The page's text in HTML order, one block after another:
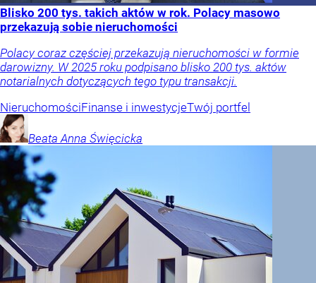
Blisko 200 tys. takich aktów w rok. Polacy masowo
przekazują sobie nieruchomości
Polacy coraz częściej przekazują nieruchomości w formie
darowizny. W 2025 roku podpisano blisko 200 tys. aktów
notarialnych dotyczących tego typu transakcji.
NieruchomościFinanse i inwestycjeTwój portfel
Beata Anna Święcicka